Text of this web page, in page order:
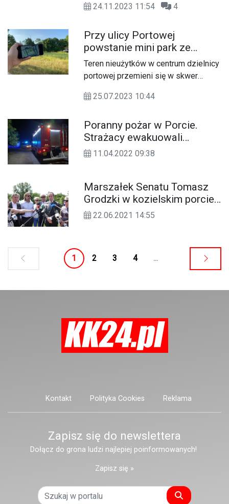
przy ul. Chełmońskiego.
24.11.2023 11:54 4
Przy ulicy Portowej
powstanie mini park ze
strefą bioróżnorodności. To
zadanie wybrane w budżecie
obywatelskim
Teren nieużytków w centrum dzielnicy
portowej przemieni się w skwer
marzyli mieszkańcy Kłodnicy
Obywatelskim. Teraz będą mieli
wpływ także na to, jak będzie on
wyglądał. Przed nami spotkanie
25.07.2023 10:44
Poranny pożar w Porcie.
Strażacy ewakuowali
starszego mężczyznę z
11.04.2022 09:38
Marszałek Senatu Tomasz
Grodzki w kozielskim porcie.
Apel o odblokowanie
22.06.2021 14:55
1 2 3 4 ...
Kontakt Polityka Cookies Reklama
Zapisz się do newslettera
Dołącz do grona ludzi najlepiej poinformowanych!
Zapisz się »